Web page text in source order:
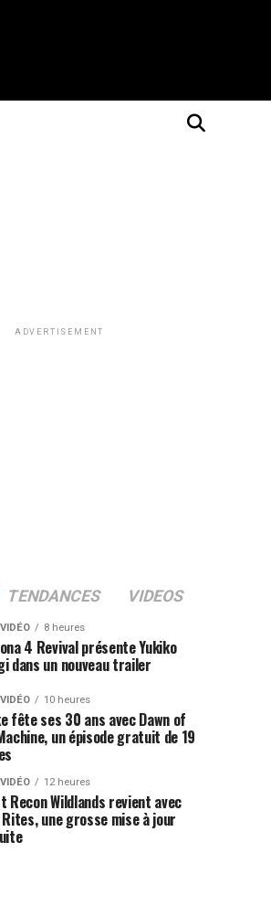
ADVERTISEMENT
TENDANCES VIDEOS
8 heures
4 Revival présente Yukiko
dans un nouveau trailer
10 heures
fête ses 30 ans avec Dawn of
un épisode gratuit de 19
12 heures
Recon Wildlands revient avec
une grosse mise à jour